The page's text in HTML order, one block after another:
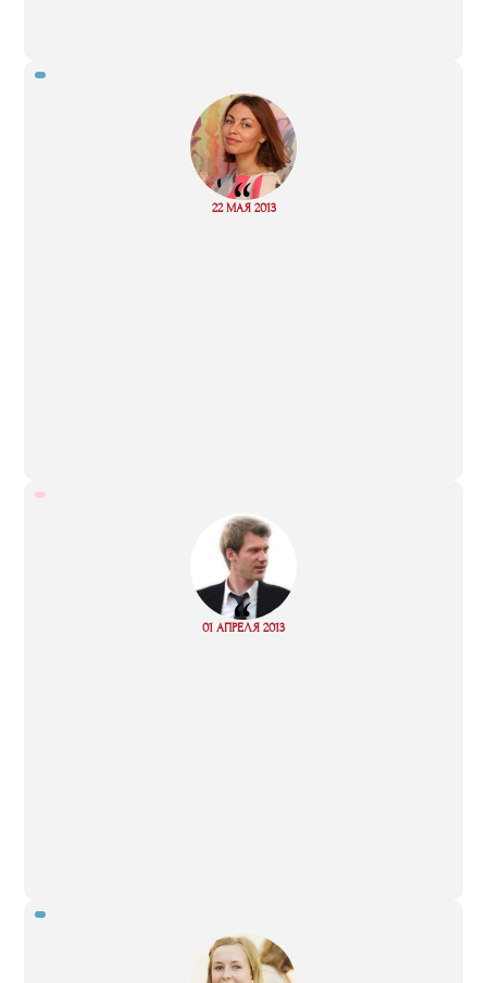
“
22 МАЯ 2013
Read
“
01 АПРЕЛЯ 2013
Read